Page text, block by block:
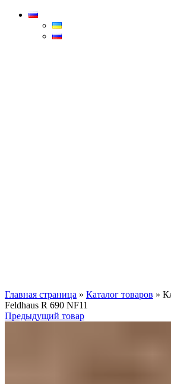
Главная страница » Каталог товаров »
Feldhaus R 690 NF11
Предыдущий товар